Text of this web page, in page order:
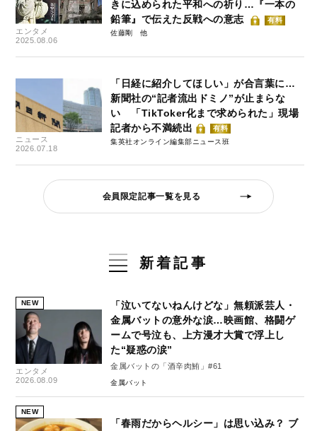
エンタメ
2025.08.06
きに込められた平和への祈り…『一本の
鉛筆』で伝えた反戦への意志
有料
佐藤剛
ニュース
2026.07.18
「日経に紹介してほしい」が合言葉に…
新聞社の“記者流出ドミノ”が止まらな
い 「TikToker化まで求められた」現場
記者から不満続出
有料
集英社オンライン編集部ニュース班
会員限定記事一覧を見る
新着記事
NEW
エンタメ
2026.08.09
「泣いてないねんけどな」無頼派芸人・
金属バットの意外な涙…映画館、格闘ゲ
ームで号泣も、上方漫才大賞で浮上し
た“疑惑の涙”
金属バットの「酒辛肉鮪」#61
金属バット
NEW
「春雨だからヘルシー」は思い込み？ ブ